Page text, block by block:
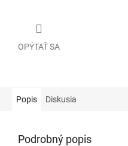
OPÝTAŤ SA
Popis Diskusia
Podrobný popis